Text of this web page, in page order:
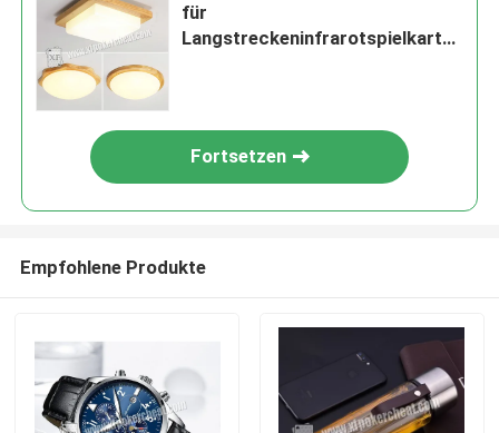
für
Langstreckeninfrarotspielkarte-
Fortsetzen
Empfohlene Produkte